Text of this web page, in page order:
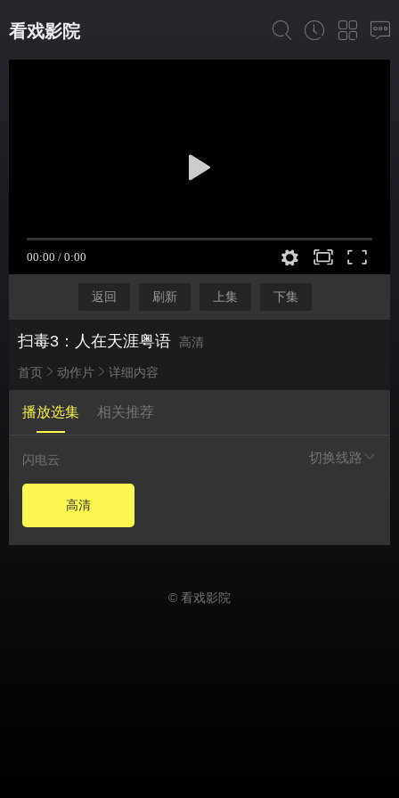
看戏影院
返回 刷新 上集 下集
扫毒3：人在天涯粤语 高清
首页 动作片 详细内容
播放选集 相关推荐
切换线路
闪电云
高清
© 看戏影院